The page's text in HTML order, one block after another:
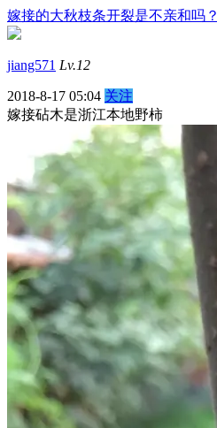
嫁接的大秋枝条开裂是不亲和吗？
jiang571 Lv.12
2018-8-17 05:04 关注
嫁接砧木是浙江本地野柿